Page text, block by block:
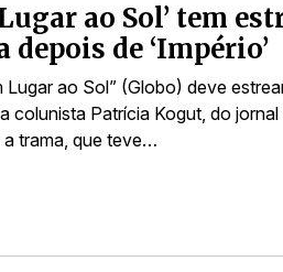
ao Sol’ tem
de ‘Império’
Lugar ao Sol” (Globo) deve
colunista Patrícia Kogut, do
trama, que teve…